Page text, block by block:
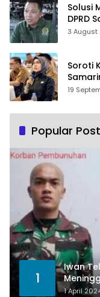
Solusi
DPRD
PLTSA
3 August
Soroti
19
Popular
1
Iwan
1 April